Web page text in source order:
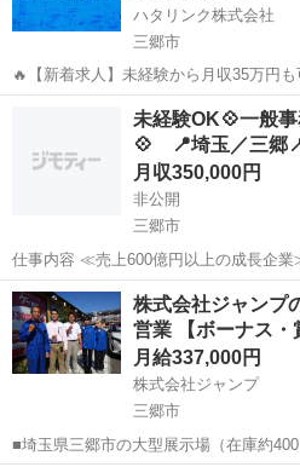
ハタリンク株式会社
三郷市
🔥【新着求人】未経験から月収35万円も可能！ 寮付き・日
OK！ 新しいお仕事を探している方を募集してい
い」 「住む場所も一緒に探したい」
工場 未経験
未経験OK💠一般
💠 📍埼玉／三郷
月収350,000円
非公開
三郷市
仕事内容 ≪売上600億円以上の成長企業
業で堅調成長を実現。 ・内装解体の総
での トータルサービスを一気通貫で
す。 ☆未...
埼玉 三郷市 その他
株式会社ジャンプ
営業 【ボーナス・
月給337,000円
株式会社ジャンプ
三郷市
■埼玉県三郷市の大型展示場（在庫約